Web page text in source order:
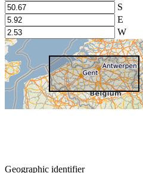
S
E
W
Geographic identifier